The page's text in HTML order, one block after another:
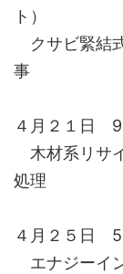
ト）
クサビ緊結
事
４月２１日
木材系リサ
処理
４月２５日
エナジーイ